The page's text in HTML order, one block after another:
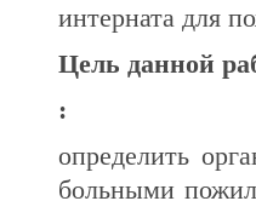
интерната для
Цель данной
:
определить
больными